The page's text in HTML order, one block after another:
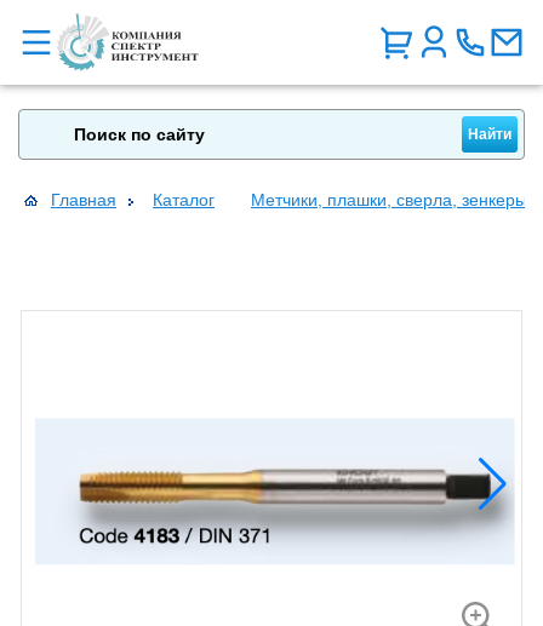
Главная Каталог Метчики, плашки, сверла, зенкеры,